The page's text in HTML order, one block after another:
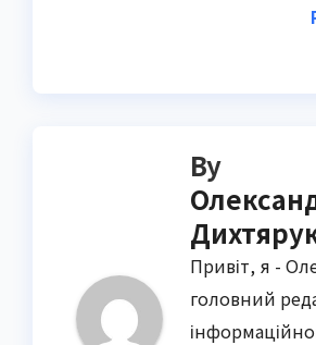
By
Привіт, я -
головний